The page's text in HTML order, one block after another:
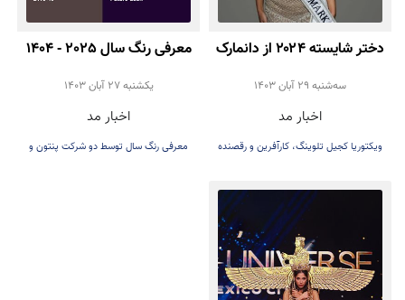
دختر شایسته ۲۰۲۴ از دانمارک
سه‌شنبه 29 آبان 1403
اخبار مد
ویکتوریا کجیل تلوینگ، کارآفرین و رقصنده
معرفی رنگ سال 2025 - 1404
يكشنبه 27 آبان 1403
اخبار مد
معرفی رنگ سال توسط دو شرکت پنتون و